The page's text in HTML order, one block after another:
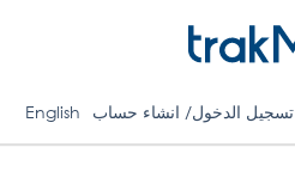
تسجيل الدخول/ انشاء حساب English